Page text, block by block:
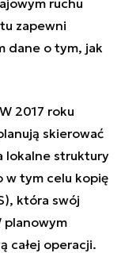
zapewni
dane o tym, jak
2017 roku
skierować
lokalne struktury
w tym celu kopię
która swój
planowym
całej operacji.